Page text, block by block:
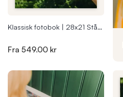
Klassisk fotobok | 28x21 Stående
Fra 549.00 kr